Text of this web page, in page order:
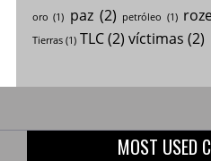
oro (1) paz (2) petróleo (1)
Tierras(1) TLC(2) víctimas (2)
MOST USED